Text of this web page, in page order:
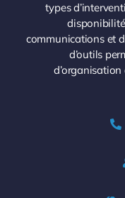
types
communications et
d’outils